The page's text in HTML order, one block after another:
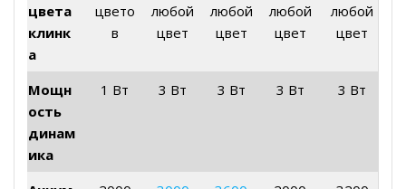
цвета
клинк
а
цвето
в
любой
цвет
любой
цвет
любой
цвет
любой
цвет
Мощн
ость
динам
ика
1 Вт 3 Вт 3 Вт 3 Вт 3 Вт